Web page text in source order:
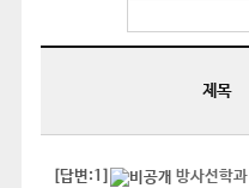
제목
방사선학과
[답변:1]